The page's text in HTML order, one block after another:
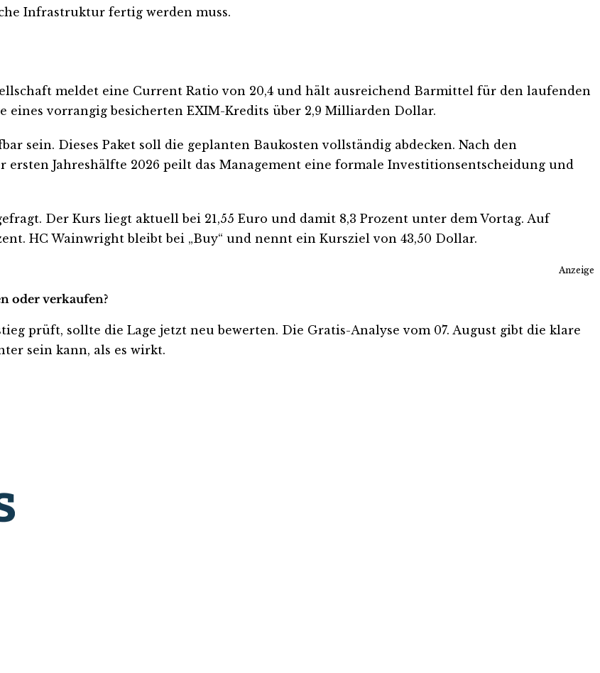
Infrastruktur fertig werden muss.
meldet eine Current Ratio von 20,4 und hält ausreichend Barmittel für den laufenden
eines vorrangig besicherten EXIM-Kredits über 2,9 Milliarden Dollar.
sein. Dieses Paket soll die geplanten Baukosten vollständig abdecken. Nach den
Jahreshälfte 2026 peilt das Management eine formale Investitionsentscheidung und
Der Kurs liegt aktuell bei 21,55 Euro und damit 8,3 Prozent unter dem Vortag. Auf
HC Wainwright bleibt bei „Buy“ und nennt ein Kursziel von 43,50 Dollar.
Anzeige
oder verkaufen?
prüft, sollte die Lage jetzt neu bewerten. Die Gratis-Analyse vom 07. August gibt die klare
sein kann, als es wirkt.